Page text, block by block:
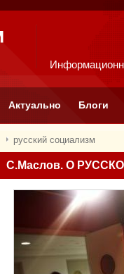
Актуально Блоги
русский социализм
С.Маслов. О